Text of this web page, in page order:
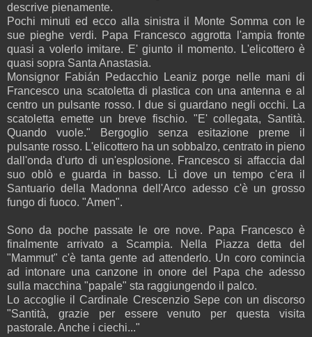
descrive pienamente.
Pochi minuti ed ecco alla sinistra il Monte Somma con le
sue pieghe verdi. Papa Francesco aggrotta l'ampia fronte
quasi a volerlo imitare. E' giunto il momento. L'elicottero è
quasi sopra Santa Anastasia.
Monsignor Fabián Pedacchio Leaniz porge nelle mani di
Francesco una scatoletta di plastica con una antenna e al
centro un pulsante rosso. I due si guardano negli occhi. La
scatoletta emette un breve fischio. "E' collegata, Santità.
Quando vuole." Bergoglio senza esitazione preme il
pulsante rosso. L'elicottero ha un sobbalzo, centrato in pieno
dall'onda d'urto di un'esplosione. Francesco si affaccia dal
suo oblò e guarda in basso. Lì dove un tempo c'era il
Santuario della Madonna dell'Arco adesso c'è un grosso
fungo di fuoco. "Amen".
Sono da poche passate le ore nove. Papa Francesco è
finalmente arrivato a Scampia. Nella Piazza detta del
"Mammut" c'è tanta gente ad attenderlo. Un coro comincia
ad intonare una canzone in onore del Papa che adesso
sulla macchina "papale" sta raggiungendo il palco.
Lo accoglie il Cardinale Crescenzio Sepe con un discorso
"Santità, grazie per essere venuto per questa visita
pastorale. Anche i ciechi..."